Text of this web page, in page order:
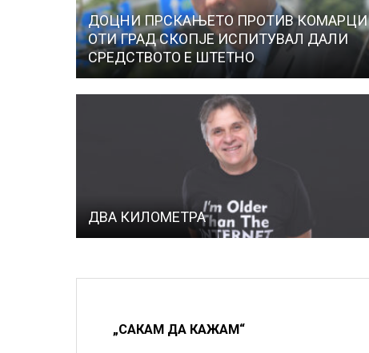
ДОЦНИ ПРСКАЊЕТО ПРОТИВ КОМАРЦИ
ОТИ ГРАД СКОПЈЕ ИСПИТУВАЛ ДАЛИ
СРЕДСТВОТО Е ШТЕТНО
ДВА КИЛОМЕТРА
„САКАМ ДА КАЖАМ“